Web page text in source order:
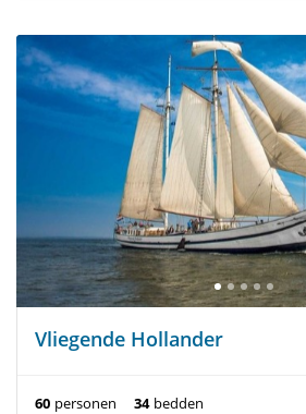
Vliegende Hollander
60 personen 34 bedden